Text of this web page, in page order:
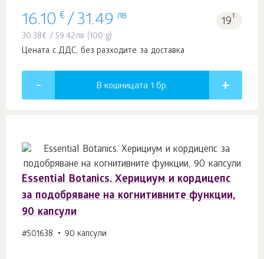
16.10 € / 31.49 лв 19т.
30.38€ /59.42лв (100 g)
Цената с ДДС, без разходите за доставка
В кошницата 1 бр.
Essential Botanics. Херициум и кордицепс
за подобряване на когнитивните функции,
90 капсули
#501638 90 капсули